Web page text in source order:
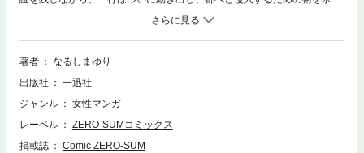
る。なるしまゆりが描く人と神とが織りなす一大冒険譚、第6巻登場！！
著者
なるしまゆり
出版社
一迅社
ジャンル
女性マンガ
レーベル
ZERO-SUMコミックス
掲載誌
Comic ZERO-SUM